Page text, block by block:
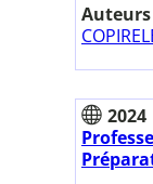
Auteurs
2024